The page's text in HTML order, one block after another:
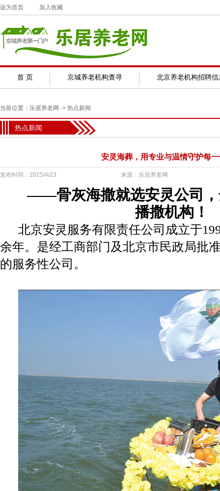
设为首页 加入收藏
首 页 京城养老机构查寻 北京养老机构招聘信
当前位置： 乐居养老网 -> 热点新闻
热点新闻
安灵海葬，用专业与温情守护每
发布时间：2025/4/23 来源：乐居养老网
——骨灰海撒就选安灵公司
播撒机构！
北京安灵服务有限责任公司成立于
余年。是经工商部门及北京市民政局批
的服务性公司。